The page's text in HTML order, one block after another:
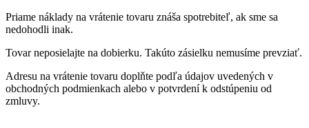
Priame náklady na vrátenie tovaru znáša spotrebiteľ, ak sme sa
nedohodli inak.
Tovar neposielajte na dobierku. Takúto zásielku nemusíme prevziať.
Adresu na vrátenie tovaru doplňte podľa údajov uvedených v
obchodných podmienkach alebo v potvrdení k odstúpeniu od
zmluvy.